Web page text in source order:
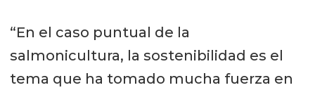
“En el caso puntual de la
salmonicultura, la sostenibilidad es el
tema que ha tomado mucha fuerza en